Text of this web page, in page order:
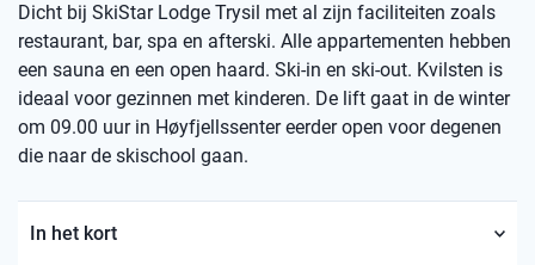
Dicht bij SkiStar Lodge Trysil met al zijn faciliteiten zoals
restaurant, bar, spa en afterski. Alle appartementen hebben
een sauna en een open haard. Ski-in en ski-out. Kvilsten is
ideaal voor gezinnen met kinderen. De lift gaat in de winter
om 09.00 uur in Høyfjellssenter eerder open voor degenen
die naar de skischool gaan.
In het kort